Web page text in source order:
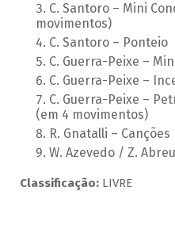
C. Santoro – Mini
movimentos)
C. Santoro – Ponteio
C. Guerra-Peixe –
C. Guerra-Peixe –
C. Guerra-Peixe –
(em 4 movimentos)
R. Gnatalli –
W. Azevedo / Z.
Classificação:LIVRE